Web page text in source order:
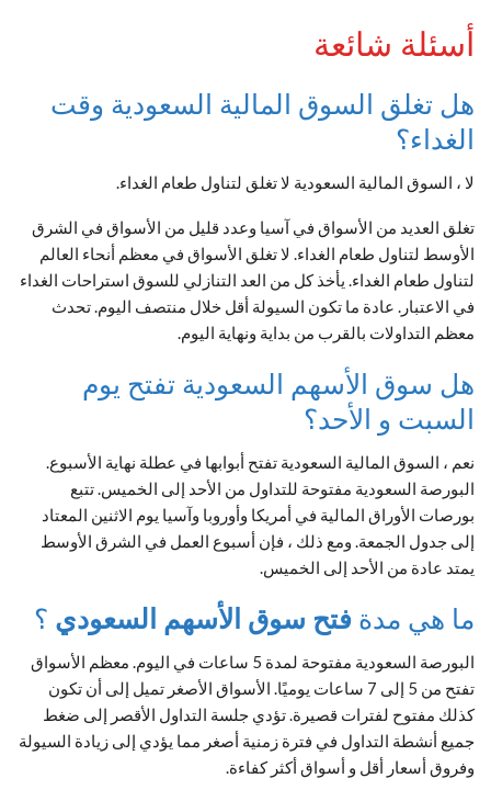
أسئلة شائعة
هل تغلق السوق المالية السعودية وقت
الغداء؟
لا ، السوق المالية السعودية لا تغلق لتناول طعام الغداء.
تغلق العديد من الأسواق في آسيا وعدد قليل من الأسواق في الشرق
الأوسط لتناول طعام الغداء. لا تغلق الأسواق في معظم أنحاء العالم
لتناول طعام الغداء. يأخذ كل من العد التنازلي للسوق استراحات الغداء
في الاعتبار. عادة ما تكون السيولة أقل خلال منتصف اليوم. تحدث
معظم التداولات بالقرب من بداية ونهاية اليوم.
هل سوق الأسهم السعودية تفتح يوم
السبت و الأحد؟
نعم ، السوق المالية السعودية تفتح أبوابها في عطلة نهاية الأسبوع.
البورصة السعودية مفتوحة للتداول من الأحد إلى الخميس. تتبع
بورصات الأوراق المالية في أمريكا وأوروبا وآسيا يوم الاثنين المعتاد
إلى جدول الجمعة. ومع ذلك ، فإن أسبوع العمل في الشرق الأوسط
يمتد عادة من الأحد إلى الخميس.
ما هي مدة فتح سوق الأسهم السعودي ؟
البورصة السعودية مفتوحة لمدة 5 ساعات في اليوم. معظم الأسواق
تفتح من 5 إلى 7 ساعات يوميًا. الأسواق الأصغر تميل إلى أن تكون
كذلك مفتوح لفترات قصيرة. تؤدي جلسة التداول الأقصر إلى ضغط
جميع أنشطة التداول في فترة زمنية أصغر مما يؤدي إلى زيادة السيولة
وفروق أسعار أقل و أسواق أكثر كفاءة.